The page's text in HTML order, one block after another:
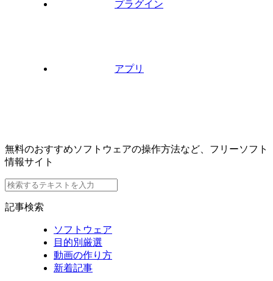
プラグイン
アプリ
無料のおすすめソフトウェアの操作方法など、フリーソフト
情報サイト
記事検索
ソフトウェア
目的別厳選
動画の作り方
新着記事